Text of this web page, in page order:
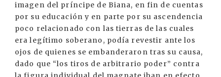
imagen del príncipe de Biana, en fin de cuentas
por su educación y en parte por su ascendencia
poco relacionado con las tierras de las cuales
era legítimo soberano, podía revestir ante los
ojos de quienes se embanderaron tras su causa,
dado que “los tiros de arbitrario poder” contra